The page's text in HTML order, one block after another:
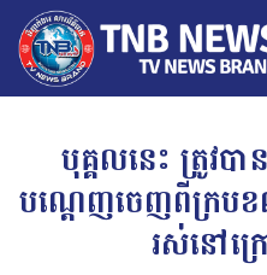
បុគ្គលនេះ ត្រូវប
បណ្តេញចេញពីក្របខ
រស់នៅក្